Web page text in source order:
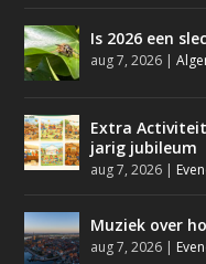
Is 2026 een
aug 7, 2026 |
Extra
jarig jubileum
aug 7, 2026 |
Muziek over
aug 7, 2026 |